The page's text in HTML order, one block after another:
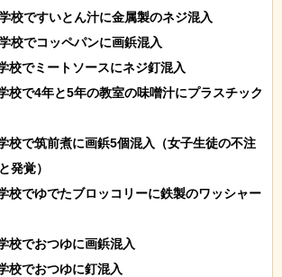
校ですいとん汁に金属製のネジ混入
校でコッペパンに画鋲混入
校でミートソースにネジ釘混入
校で4年と5年の教室の味噌汁にプラスチック
校で筑前煮に画鋲5個混入（女子生徒の不注
発覚）
校でゆでたブロッコリーに鉄製のワッシャー
校でおつゆに画鋲混入
校でおつゆに釘混入